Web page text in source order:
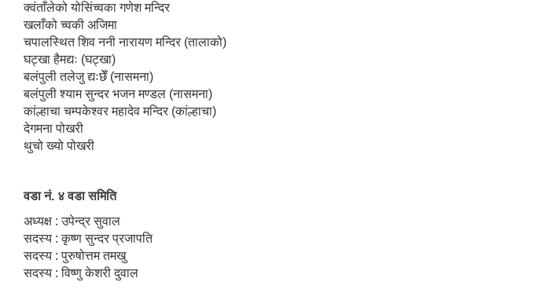
क्वंताँलेको योसिंच्वका गणेश मन्दिर
खलाँको च्वकी अजिमा
चपालस्थित शिव ननी नारायण मन्दिर (तालाको)
घट्खा हैमद्यः (घट्खा)
बलंपुली तलेजु द्यःछेँ (नासमना)
बलंपुली श्याम सुन्दर भजन मण्डल (नासमना)
कांल्हाचा चम्पकेश्वर महादेव मन्दिर (कांल्हाचा)
देगमना पोखरी
थुचो ख्यो पोखरी
वडा नं. ४ वडा समिति
अध्यक्ष : उपेन्द्र सुवाल
सदस्य : कृष्ण सुन्दर प्रजापति
सदस्य : पुरुषोत्तम तमखु
सदस्य : विष्णु केशरी दुवाल